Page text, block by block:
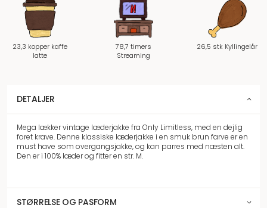
23,3 kopper kaffe
latte
78,7 timers
Streaming
26,5 stk Kyllingelår
DETALJER
Mega lækker vintage læderjakke fra Only Limitless, med en dejlig
foret krave. Denne klassiske læderjakke i en smuk brun farve er en
must have som overgangsjakke, og kan parres med næsten alt.
Den er i 100% læder og fitter en str. M.
STØRRELSE OG PASFORM